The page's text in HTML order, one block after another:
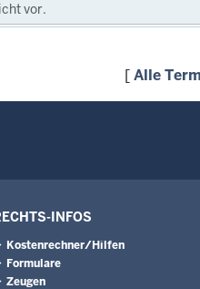
vor.
[Alle
INFOS
Kostenrechner/Hilfen
Formulare
Zeugen